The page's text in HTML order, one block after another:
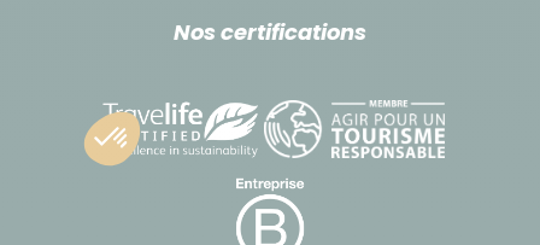
Nos certifications